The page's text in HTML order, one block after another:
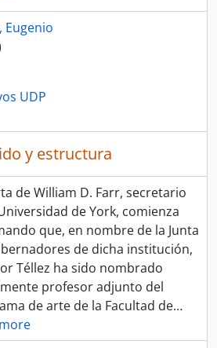
Eugenio
UDP
y estructura
de William D. Farr, secretario
de York, comienza
que, en nombre de la Junta
de dicha institución,
Téllez ha sido nombrado
profesor adjunto del
de arte de la Facultad de…